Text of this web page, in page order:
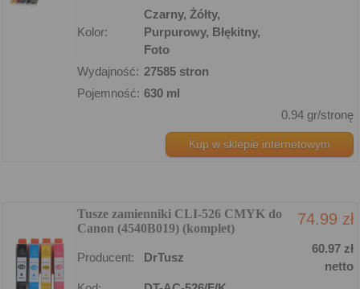
Kolor:
Czarny, Żółty,
Purpurowy, Błękitny,
Foto
Wydajność: 27585 stron
Pojemność: 630 ml
0.94 gr/stronę
Kup w sklepie internetowym
Tusze zamienniki CLI-526 CMYK do
Canon (4540B019) (komplet)
74.99 zł
Producent: DrTusz
60.97 zł
netto